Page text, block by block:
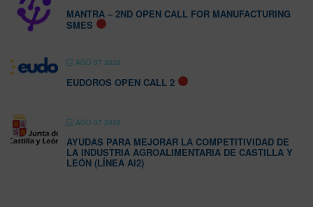
MANTRA – 2ND OPEN CALL FOR MANUFACTURING
SMES
AGO 07 2026
EUDOROS OPEN CALL 2
AGO 07 2026
AYUDAS PARA MEJORAR LA COMPETITIVIDAD DE
LA INDUSTRIA AGROALIMENTARIA DE CASTILLA Y
LEÓN (LÍNEA AI2)